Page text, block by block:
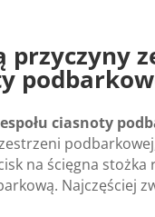
przyczyny
ciasnoty
na ścięgna
Najczęściej